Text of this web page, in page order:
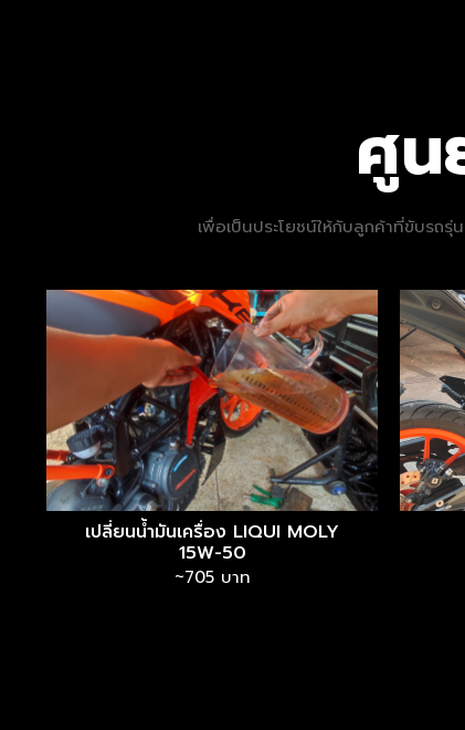
ศูน
เพื่อเป็นประโยชน์ให้กับลูกค้าที่ขับรถ
เปลี่ยนน้ำมันเครื่อง LIQUI MOLY
15W-50
~705 บาท